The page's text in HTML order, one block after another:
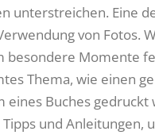
unterstreichen. Eine
von Fotos.
besondere Momente
Thema, wie einen
eines Buches
und Anleitungen,